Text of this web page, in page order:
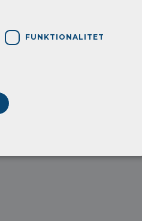
FUNKTIONALITET